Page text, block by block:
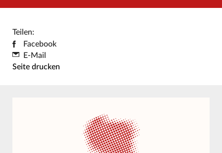
Teilen:
Facebook
E-Mail
Seite drucken